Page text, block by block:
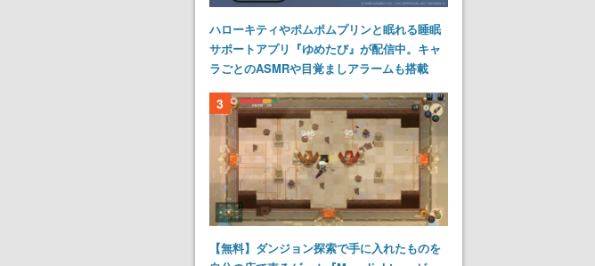
ハローキティやポムポムプリンと眠れる睡眠
サポートアプリ『ゆめたび』が配信中。キャ
ラごとのASMRや目覚ましアラームも搭載
3
【無料】ダンジョン探索で手に入れたものを